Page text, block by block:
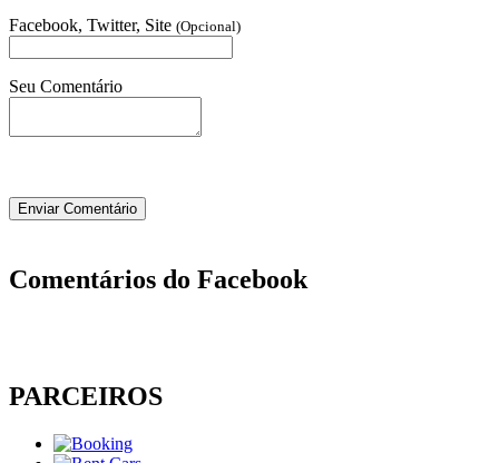
Facebook, Twitter, Site (Opcional)
Seu Comentário
Comentários do Facebook
PARCEIROS